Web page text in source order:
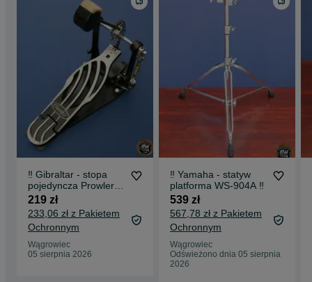
‼️ Gibraltar - stopa
pojedyncza Prowler
5611 ‼️
219 zł
233,06 zł z Pakietem
Ochronnym
Wągrowiec
05 sierpnia 2026
‼️ Yamaha - statyw
platforma WS-904A ‼️
539 zł
567,78 zł z Pakietem
Ochronnym
Wągrowiec
Odświeżono dnia 05 sierpnia
2026